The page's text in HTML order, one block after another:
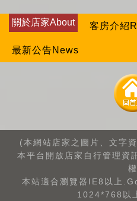
關於店家About 客房介紹
最新公告News
(本網站店家之圖片、文字
本平台開放店家自行管理資
權
本站適合瀏覽器IE8以上
1024*768以